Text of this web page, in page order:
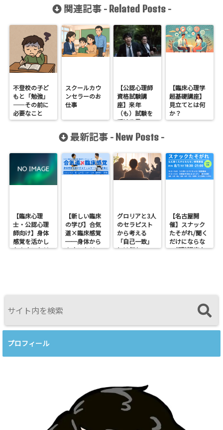
関連記事 - Related Posts-
不登校の子ど
もと「勉強」
——その前に
必要なこと
スクールカウ
ンセラーのお
仕事
【公認心理師
資格試験講
座】来年
（も）試験を
受ける君へ
【臨床心理学
超基礎講座】
見立てとは何
か？
最新記事 - New Posts -
【臨床心理
士・公認心理
師向け】身体
感覚を活かし
たカウンセリ
【新しい臨床
の学び】合気
道×臨床感覚
──身体から
カウンセリン
グロリアと3人
のセラピスト
から考える
「自己一致」
とは何か──
【名古屋開
催】スナック
たそがれ/聞く
だけにならな
い傾聴講座
プロフィール